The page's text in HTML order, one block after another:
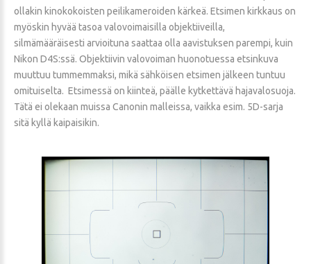
ollakin kinokokoisten peilikameroiden kärkeä. Etsimen kirkkaus on
myöskin hyvää tasoa valovoimaisilla objektiiveilla,
silmämääräisesti arvioituna saattaa olla aavistuksen parempi, kuin
Nikon D4S:ssä. Objektiivin valovoiman huonotuessa etsinkuva
muuttuu tummemmaksi, mikä sähköisen etsimen jälkeen tuntuu
omituiselta. Etsimessä on kiinteä, päälle kytkettävä hajavalosuoja.
Tätä ei olekaan muissa Canonin malleissa, vaikka esim. 5D-sarja
sitä kyllä kaipaisikin.